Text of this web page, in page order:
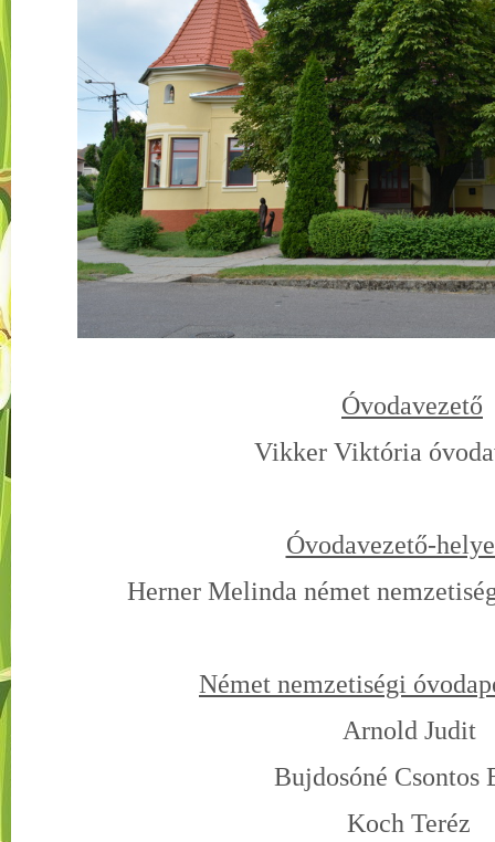
Óvodavezető
Vikker Viktória
Óvodavezető-
Herner Melinda német
Német nemzetiségi
Arnold Judit
Bujdosóné Csontos
Koch Teréz